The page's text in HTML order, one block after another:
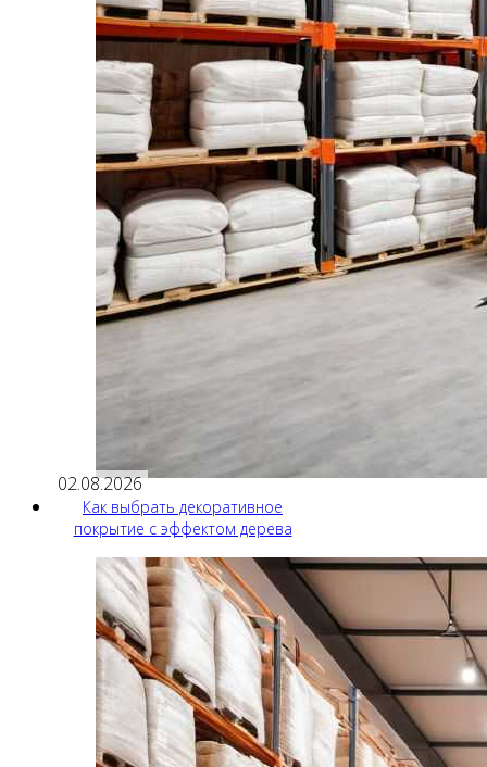
02.08.2026
Как выбрать декоративное
покрытие с эффектом дерева